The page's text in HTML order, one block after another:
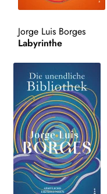
Search:
Jorge Luis Borges
Labyrinthe